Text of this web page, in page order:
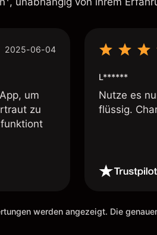
2025-06-04
um
zu
L******
Nutze es
flüssig.
werden angezeigt. Die